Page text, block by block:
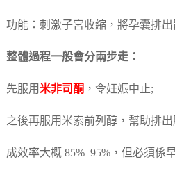
功能：刺激子宮收縮，將孕囊排
整體過程一般會分兩步走：
先服用米非司酮 ，令妊娠中止;
之後再服用米索前列醇，幫助排出
成效率大概 85%–95%，但必須係